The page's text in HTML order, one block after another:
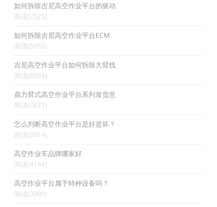
如何拆除吉尼高空作业平台的驱动
阅读(7025)
如何拆除吉尼高空作业平台ECM
阅读(5955)
吉尼高空作业平台如何拆除大臂线
阅读(6884)
鼎力臂式高空作业平台系列发货意
阅读(7671)
怎么判断高空作业平台是好是坏？
阅读(9014)
高空作业车品牌哪家好
阅读(4144)
高空作业平台属于特种设备吗？
阅读(3900)